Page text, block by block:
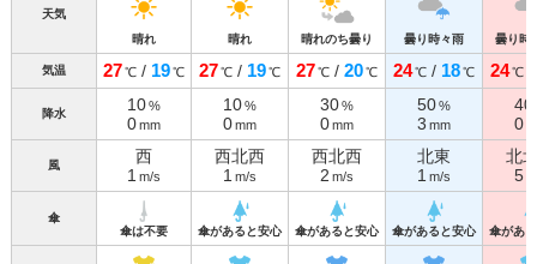
天気
晴れ
晴れ 晴れのち曇り 曇り時々雨 曇り時
気温 27℃/ 19℃ 27℃/ 19℃ 27℃/ 20℃ 24℃/ 18℃ 24℃/
降水 10%
0mm
10%
0mm
30%
0mm
50%
3 mm
40
0
風
西
1 m/s
西北西
1 m/s
西北西
2 m/s
北東
1 m/s
北
5
傘
傘は不要
傘があると安心 傘があると安心 傘があると安心 傘があ